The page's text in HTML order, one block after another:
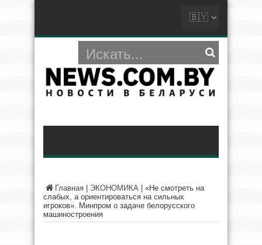
Главная ЭКОНОМИКА
«Не смотреть на
слабых, а ориентироваться на сильных
игроков». Минпром о задаче белорусского
машиностроения